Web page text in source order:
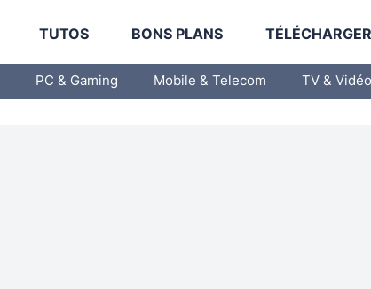
TUTOS BONS PLANS
PC & Gaming Mobile & Telecom TV & Vidéo